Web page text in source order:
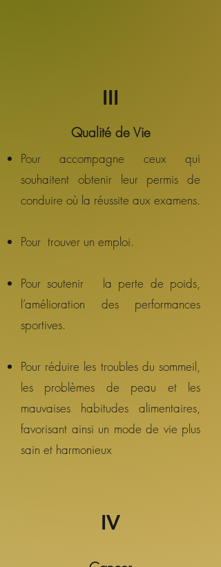
III
Qualité de Vie
Pour accompagne ceux qui
souhaitent obtenir leur permis de
conduire où la réussite aux examens.
Pour trouver un emploi.
Pour soutenir la perte de poids,
l’amélioration des performances
sportives.
Pour réduire les troubles du sommeil,
les problèmes de peau et les
mauvaises habitudes alimentaires,
favorisant ainsi un mode de vie plus
sain et harmonieux
IV